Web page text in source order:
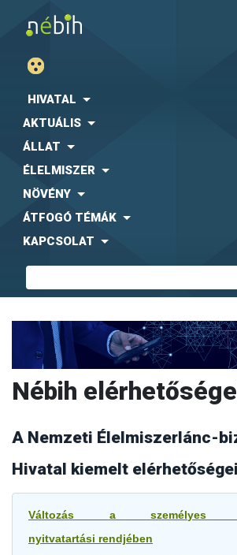
HIVATAL
AKTUÁLIS
ÁLLAT
ÉLELMISZER
NÖVÉNY
ÁTFOGÓ TÉMÁK
KAPCSOLAT
Nébih
A Nemzeti Élelmiszerlánc-
Hivatal kiemelt elérhetőségei
Változás a személyes
nyitvatartási rendjében